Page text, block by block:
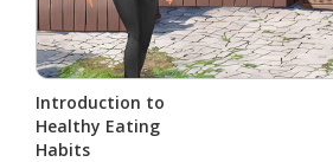
Introduction to
Healthy Eating
Habits